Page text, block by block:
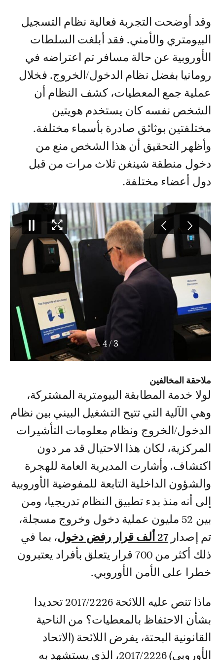
وقد أوضحت التجربة فعالية نظام التسجيل
البيومتري والأمني. فقد أبلغت السلطات
الأوروبية عن حالة مسافر تم اعتراضه في
رومانيا بفضل نظام الدخول/الخروج. فخلال
عملية جمع المعطيات، كشف النظام أن
الشخص نفسه كان يستخدم هويتين
مختلفتين بوثائق صادرة بأسماء مختلفة.
وأظهر التحقيق أن هذا الشخص منع من
دخول منطقة شينغن ثلاث مرات من قبل
دول أعضاء مختلفة.
4
/
4
ملاحقة المخالفين
لولا خدمة المطابقة البيومترية المشتركة،
وهي الآلية التي تتيح التشغيل البيني بين نظام
الدخول/الخروج ونظام معلومات التأشيرات
المركزية، لكان هذا الاحتيال قد مر دون
اكتشاف. وأشارت المديرية العامة للهجرة
والشؤون الداخلية التابعة للمفوضية الأوروبية
إلى أنه منذ بدء تطبيق النظام تدريجيا، ومن
بين 52 مليون عملية دخول وخروج مسجلة،
تم إصدار27 ألف قرار رفض دخول
، بما في
ذلك أكثر من 700 قرار يتعلق بأفراد يعتبرون
خطرا على الأمن الأوروبي.
ماذا تنص عليه اللائحة 2017/2226 تحديدا
بشأن الاحتفاظ بالمعطيات؟ من الناحية
القانونية البحتة، يفرض اللائحة (الاتحاد
الأوروبي) 2017/2226، الذي يستشهد به